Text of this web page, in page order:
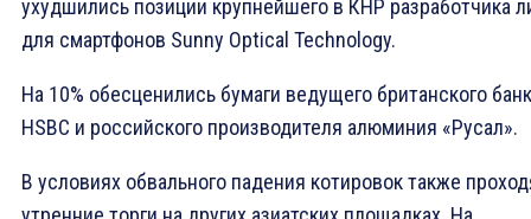
ухудшились позиции крупнейшего в КНР разработчика
для смартфонов Sunny Optical Technology.
На 10% обесценились бумаги ведущего британского
HSBC и российского производителя алюминия «Русал».
В условиях обвального падения котировок также